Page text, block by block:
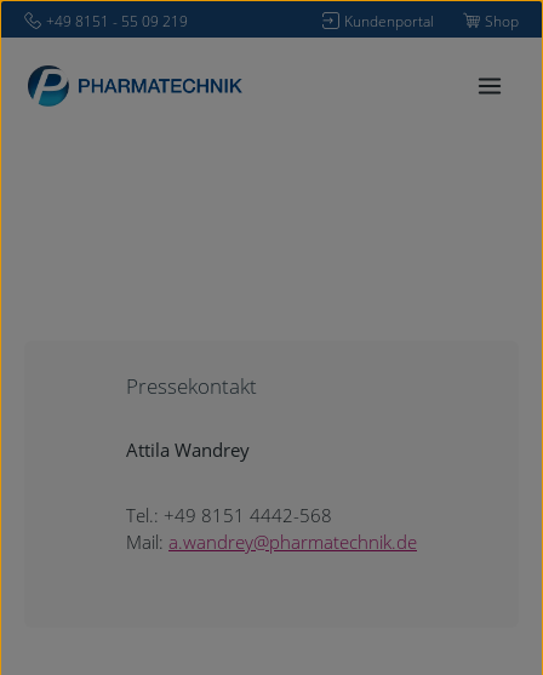
Zum Hauptinhalt springen
+49 8151 - 55 09 219 Kundenportal Shop
Pressekontakt
Attila Wandrey
Tel.: +49 8151 4442-568
Mail: a.wandrey@pharmatechnik.de